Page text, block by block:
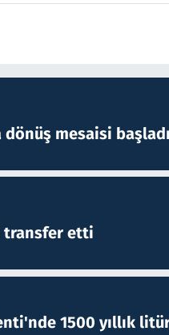
mesaisi başladı
transfer etti
1500 yıllık